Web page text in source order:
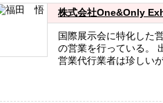
株式会社One&Only
国際展示会に特化した
の営業を行っている。
営業代行業者は珍しい